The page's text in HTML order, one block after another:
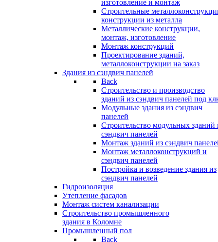
изготовление и монтаж
Строительные
конструкции из металла
Металлические конструкции,
монтаж, изготовление
Монтаж конструкций
Проектирование зданий,
металлоконструкции на заказ
Здания из сэндвич панелей
Back
Строительство и производство
зданий из сэндвич панелей под
Модульные здания из сэндвич
панелей
Строительство модульных зданий
сэндвич панелей
Монтаж зданий из сэндвич
Монтаж металлоконструкций и
сэндвич панелей
Постройка и возведение здания из
сэндвич панелей
Гидроизоляция
Утепление фасадов
Монтаж систем канализации
Строительство промышленного
здания в Коломне
Промышленный пол
Back